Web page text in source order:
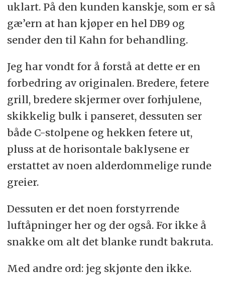
uklart. På den kunden kanskje, som er så
gæ’ern at han kjøper en hel DB9 og
sender den til Kahn for behandling.
Jeg har vondt for å forstå at dette er en
forbedring av originalen. Bredere, fetere
grill, bredere skjermer over forhjulene,
skikkelig bulk i panseret, dessuten ser
både C-stolpene og hekken fetere ut,
pluss at de horisontale baklysene er
erstattet av noen alderdommelige runde
greier.
Dessuten er det noen forstyrrende
luftåpninger her og der også. For ikke å
snakke om alt det blanke rundt bakruta.
Med andre ord: jeg skjønte den ikke.